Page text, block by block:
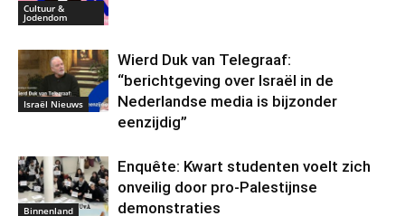
Cultuur &
Jodendom
Israël Nieuws
Wierd Duk van Telegraaf:
“berichtgeving over Israël in de
Nederlandse media is bijzonder
eenzijdig”
Binnenland
Enquête: Kwart studenten voelt zich
onveilig door pro-Palestijnse
demonstraties